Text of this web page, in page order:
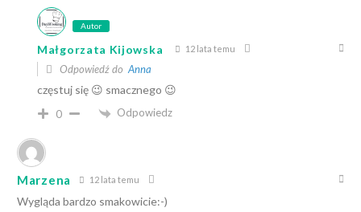
Autor
Małgorzata Kijowska 12 lata temu
Odpowiedź doAnna
częstuj się 😉 smacznego 😉
0 Odpowiedz
Marzena 12 lata temu
Wygląda bardzo smakowicie:-)